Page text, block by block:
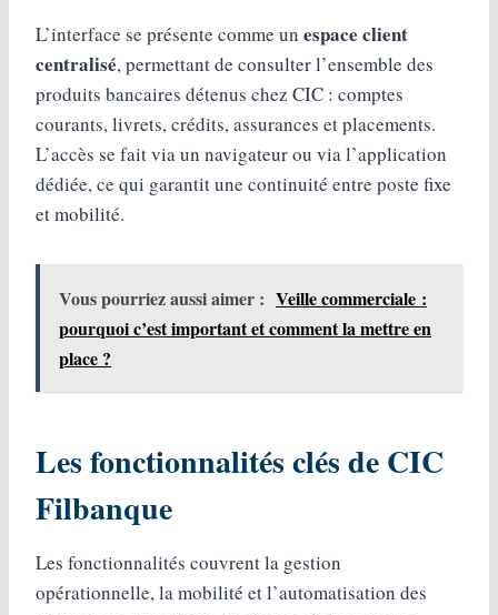
L’interface se présente comme un espace client
centralisé, permettant de consulter l’ensemble des
produits bancaires détenus chez CIC : comptes
courants, livrets, crédits, assurances et placements.
L’accès se fait via un navigateur ou via l’application
dédiée, ce qui garantit une continuité entre poste fixe
et mobilité.
Vous pourriez aussi aimer : Veille commerciale :
pourquoi c’est important et comment la mettre en
place ?
Les fonctionnalités clés de CIC
Filbanque
Les fonctionnalités couvrent la gestion
opérationnelle, la mobilité et l’automatisation des